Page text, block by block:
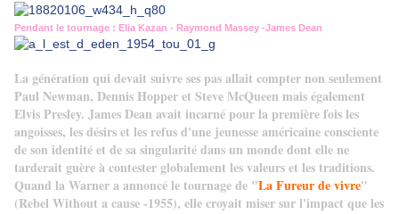
Pendant le tournage : Elia Kazan - Raymond Massey -James Dean
La génération qui devait suivre ses pas allait compter non seulement
Paul Newman, Dennis Hopper et Steve McQueen mais également
Elvis Presley. James Dean avait incarné pour la première fois les
angoisses, les désirs et les refus d'une jeunesse américaine consciente
de son identité et de sa singularité dans un monde dont elle ne
tarderait guère à contester globalement les valeurs et les traditions.
Quand la Warner a annoncé le tournage de "La Fureur de vivre"
(Rebel Without a cause -1955), elle croyait miser sur l'impact que les